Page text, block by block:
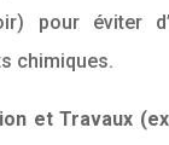
pour éviter
chimiques.
et Travaux